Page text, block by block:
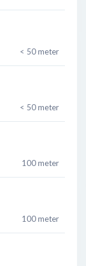
< 50 meter
< 50 meter
100 meter
100 meter